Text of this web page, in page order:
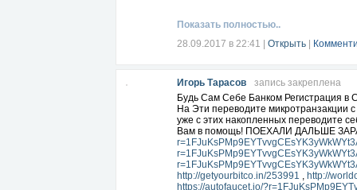
11)https://seo-fast.ru/?r=1444930
12)https://vipip.ru/?refid=1128137
14)http://hunterlead.com/?ref=39457
15)https://bizoninvest.com/?i=26913
16)https://adads.ru/register?ref=1219
17)http://workees.ru/?r=1279
18)http://iskal.me/store/2622/invite
РАСШИРЕНИЕ
Показать полностью..
28.09.2017 в 22:41
Открыть
Игорь Тарасов
запись закреплена
Будь Сам Себе Банком Регистрация в
На Эти переводите микротранзакции
уже с этих накопленных переводите
Вам в помощь! ПОЕХАЛИ ДАЛЬШЕ
http://getyourbitco.in/253991 , http://
https://autofaucet.io/